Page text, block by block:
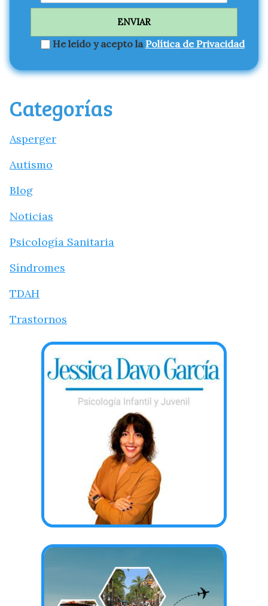
He leído y acepto la Política de Privacidad
Categorías
Asperger
Autismo
Blog
Noticias
Psicología Sanitaria
Síndromes
TDAH
Trastornos